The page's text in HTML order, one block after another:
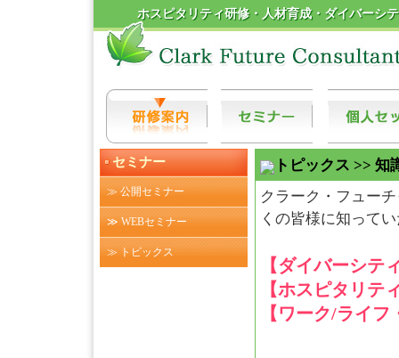
ホスピタリティ研修・人材育成・ダイバーシ
セミナー
≫ 公開セミナー
≫ WEBセミナー
≫ トピックス
トピックス >> 知
クラーク・フュー
くの皆様に知って
【ダイバーシテ
【ホスピタリテ
【ワーク/ライ